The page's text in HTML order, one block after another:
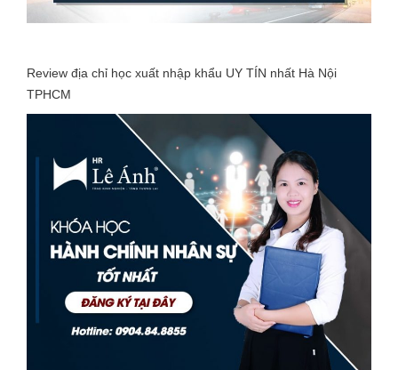
Review địa chỉ học xuất nhập khẩu UY TÍN nhất Hà Nội
TPHCM